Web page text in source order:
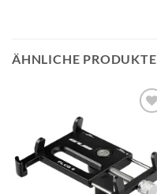
ÄHNLICHE PRODUKTE